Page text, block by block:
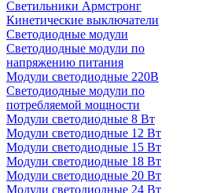
Светильники Армстронг
Кинетические выключатели
Светодиодные модули
Светодиодные модули по
напряжению питания
Модули светодиодные 220В
Светодиодные модули по
потребляемой мощности
Модули светодиодные 8 Вт
Модули светодиодные 12 Вт
Модули светодиодные 15 Вт
Модули светодиодные 18 Вт
Модули светодиодные 20 Вт
Модули светодиодные 24 Вт